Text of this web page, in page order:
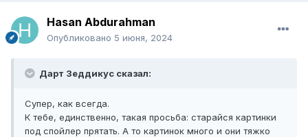
Hasan Abdurahman
Опубликовано 5 июня, 2024
Дарт Зеддикус сказал:
Супер, как всегда.
К тебе, единственно, такая просьба: старайся картинки
под спойлер прятать. А то картинок много и они тяжко